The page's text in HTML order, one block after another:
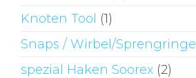
Knoten Tool (1)
Snaps / Wirbel/Sprengringe
spezial Haken Soorex (2)